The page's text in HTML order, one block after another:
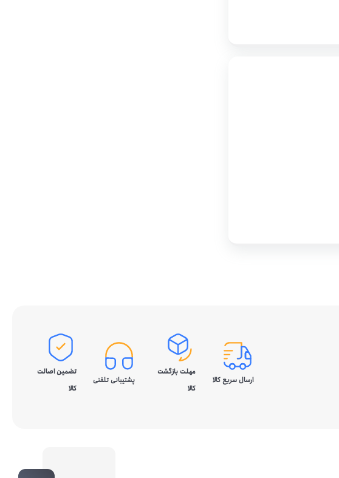
ارسال سریع کالا
مهلت بازگشت
کالا
پشتیبانی تلفنی
تضمین اصالت
کالا